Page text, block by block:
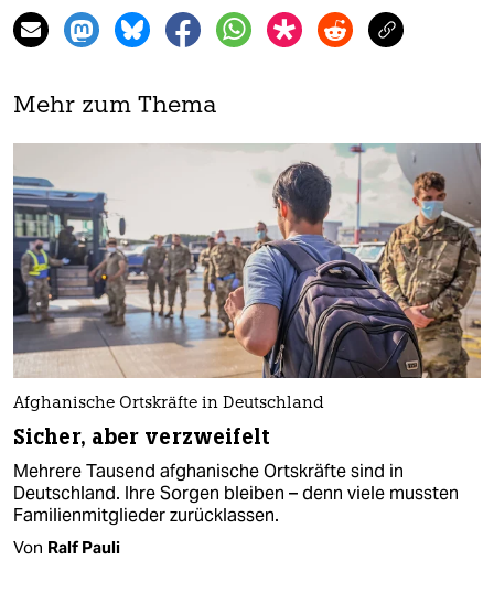
Mehr zum Thema
Afghanische Ortskräfte in Deutschland
Sicher, aber verzweifelt
Mehrere Tausend afghanische Ortskräfte sind in
Deutschland. Ihre Sorgen bleiben – denn viele mussten
Familienmitglieder zurücklassen.
Von Ralf Pauli